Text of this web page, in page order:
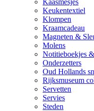
Kaasmesjes
Keukentextiel
Klompen
Kraamcadeau
Magneten &
Molens
Notitieboekjes
Onderzetters
Oud Hollands
Rijksmuseum
Servetten
Servies
Steden